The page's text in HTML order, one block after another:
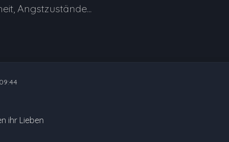
Angstzustände...
ihr Lieben